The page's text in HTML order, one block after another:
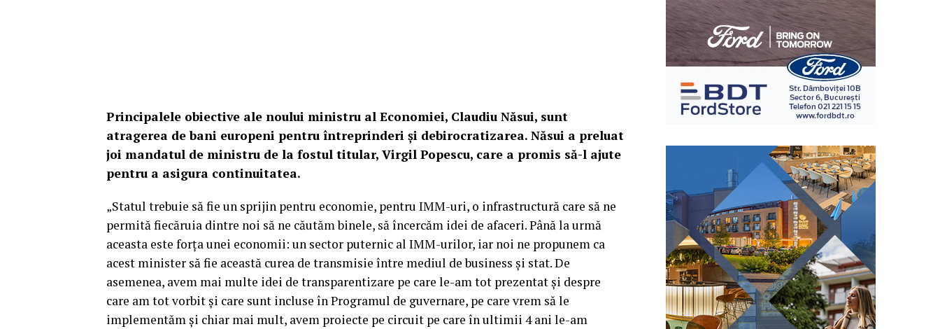
Principalele obiective ale noului ministru al Economiei, Claudiu Năsui, sunt
atragerea de bani europeni pentru întreprinderi şi debirocratizarea. Năsui a preluat
joi mandatul de ministru de la fostul titular, Virgil Popescu, care a promis să-l ajute
pentru a asigura continuitatea.
„Statul trebuie să fie un sprijin pentru economie, pentru IMM-uri, o infrastructură care să ne
permită fiecăruia dintre noi să ne căutăm binele, să încercăm idei de afaceri. Până la urmă
aceasta este forţa unei economii: un sector puternic al IMM-urilor, iar noi ne propunem ca
acest minister să fie această curea de transmisie între mediul de business şi stat. De
asemenea, avem mai multe idei de transparentizare pe care le-am tot prezentat şi despre
care am tot vorbit şi care sunt incluse în Programul de guvernare, pe care vrem să le
implementăm şi chiar mai mult, avem proiecte pe circuit pe care în ultimii 4 ani le-am